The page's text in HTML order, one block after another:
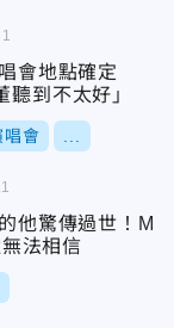
會地點確定
聽到不太好」
唱會
他驚傳過世！M
法相信